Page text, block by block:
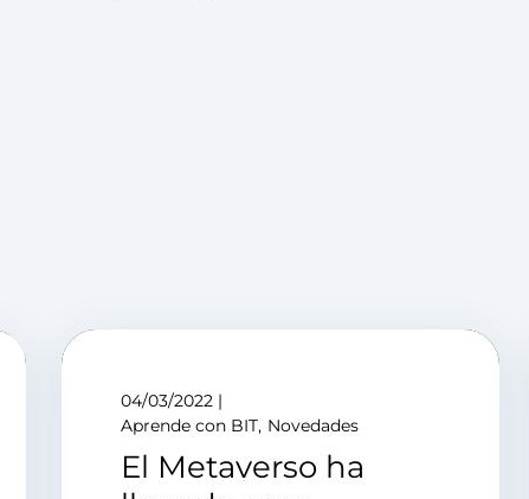
04/03/2022
Aprende con BIT Novedades
El Metaverso ha